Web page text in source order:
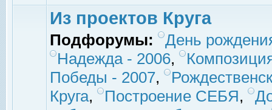
Из проектов Круга
Подфорумы:
День
Надежда - 2006,
Победы - 2007,
Круга, Построение СЕБЯ,